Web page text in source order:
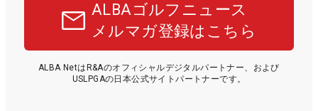
ALBAゴルフニュース
メルマガ登録はこちら
ALBA NetはR&Aのオフィシャルデジタルパートナー、および
USLPGAの日本公式サイトパートナーです。